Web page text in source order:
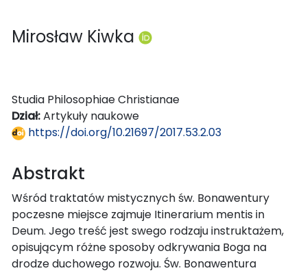
Mirosław Kiwka
Studia Philosophiae Christianae
Dział:Artykuły naukowe
https://doi.org/10.21697/2017.53.2.03
Abstrakt
Wśród traktatów mistycznych św. Bonawentury
poczesne miejsce zajmuje Itinerarium mentis in
Deum. Jego treść jest swego rodzaju instruktażem,
opisującym różne sposoby odkrywania Boga na
drodze duchowego rozwoju. Św. Bonawentura